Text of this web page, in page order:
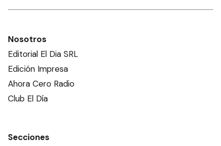
Nosotros
Editorial El Dia SRL
Edición Impresa
Ahora Cero Radio
Club El Día
Secciones